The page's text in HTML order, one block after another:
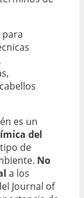
es un
del
de
No
a los
Journal of